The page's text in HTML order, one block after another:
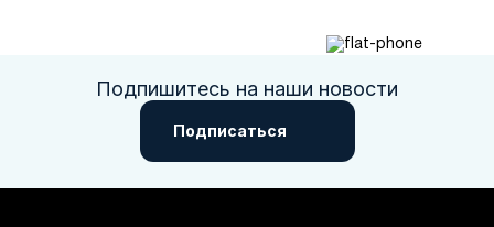
Подпишитесь на наши новости
Подписаться